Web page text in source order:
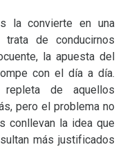
la convierte en una
de conducirnos
la apuesta del
con el día a día.
repleta de aquellos
pero el problema no
conllevan la idea que
más justificados